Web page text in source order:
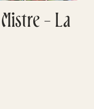
- La